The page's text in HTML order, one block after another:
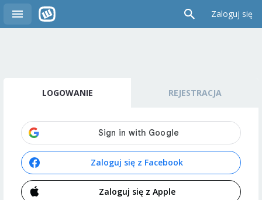
Zaloguj się
LOGOWANIE REJESTRACJA
Zaloguj się z Facebook
Zaloguj się z Apple